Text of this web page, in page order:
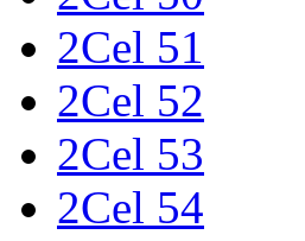
2Cel 51
2Cel 52
2Cel 53
2Cel 54